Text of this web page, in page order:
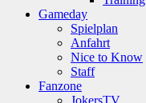
Gameday
Spielplan
Anfahrt
Nice to Know
Staff
Fanzone
JokersTV